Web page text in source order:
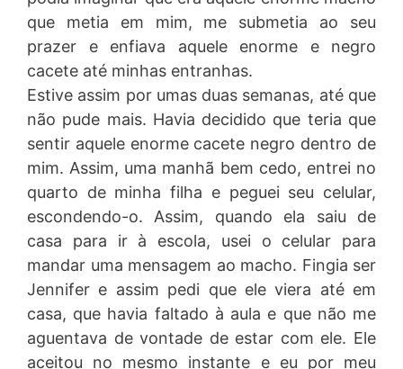
que metia em mim, me submetia ao seu
prazer e enfiava aquele enorme e negro
cacete até minhas entranhas.
Estive assim por umas duas semanas, até que
não pude mais. Havia decidido que teria que
sentir aquele enorme cacete negro dentro de
mim. Assim, uma manhã bem cedo, entrei no
quarto de minha filha e peguei seu celular,
escondendo-o. Assim, quando ela saiu de
casa para ir à escola, usei o celular para
mandar uma mensagem ao macho. Fingia ser
Jennifer e assim pedi que ele viera até em
casa, que havia faltado à aula e que não me
aguentava de vontade de estar com ele. Ele
aceitou no mesmo instante e eu por meu